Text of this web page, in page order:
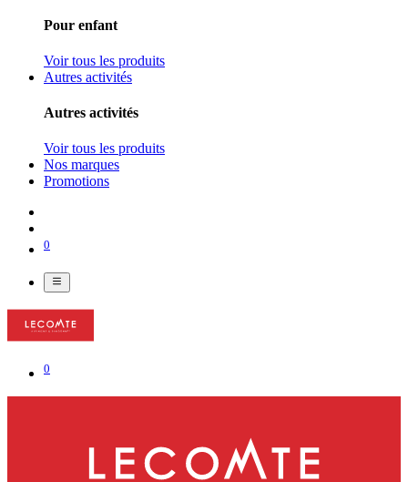
Pour enfant
Voir tous les produits
Autres activités
Autres activités
Voir tous les produits
Nos marques
Promotions
0
0